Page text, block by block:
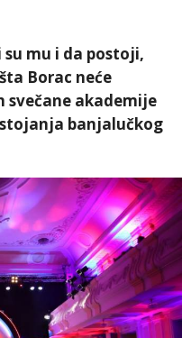
mu i da postoji,
Borac neće
akademije
banjalučkog